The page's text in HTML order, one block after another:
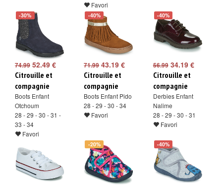
Favori
-30%
74.99 52.49 €
Citrouille et
compagnie
Boots Enfant
Otchoum
28 - 29 - 30 - 31 -
33 - 34
Favori
-40%
71.9943.19 €
Citrouille et
compagnie
Boots Enfant Pido
28 - 29 - 30 - 34
Favori
-40%
56.9934.19 €
Citrouille et
compagnie
Derbies Enfant
Nalime
28 - 29 - 30 - 31
Favori
-20% -40%